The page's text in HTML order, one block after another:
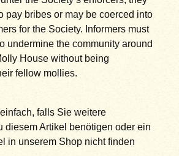
pay bribes or may be coerced into
for the Society. Informers must
undermine the community around
House without being
fellow mollies.
falls Sie weitere
diesem Artikel benötigen oder ein
in unserem Shop nicht finden